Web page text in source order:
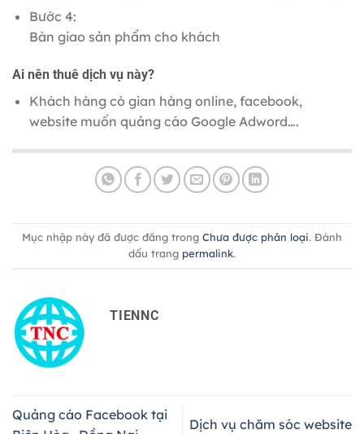
Bước 4:
Bàn giao sản phẩm cho khách
Ai nên thuê dịch vụ này?
Khách hàng có gian hàng online, facebook,
website muốn quảng cáo Google Adword….
Mục nhập này đã được đăng trong Chưa được phân loại. Đánh
dấu trang permalink.
TIENNC
Quảng cáo Facebook tại
Dịch vụ chăm sóc website